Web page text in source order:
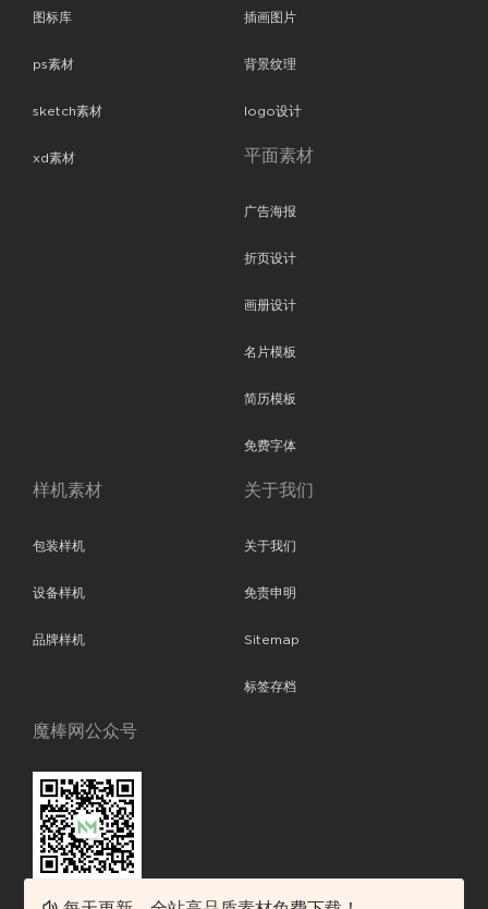
图标库
ps素材
sketch素材
xd素材
插画图片
背景纹理
logo设计
平面素材
广告海报
折页设计
画册设计
名片模板
简历模板
免费字体
样机素材
包装样机
设备样机
品牌样机
关于我们
关于我们
免责申明
Sitemap
标签存档
魔棒网公众号